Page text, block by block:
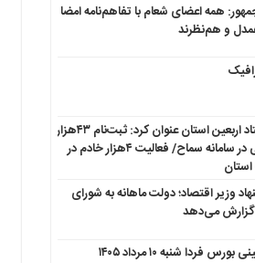
همه اعضای شعام با تفاهم‌نامه امضا
و هم‌نظرند
دبیر ستاد اربعین استان عنوان کرد: ثبت‌نام ۴۳هزار
لرستانی در سامانه سماح/ فعالیت ۴هزار خادم در
وزیر اقتصاد؛ دولت ماهانه به شورای
می‌دهد
فردا شنبه ۱۰ مرداد ۱۴۰۵